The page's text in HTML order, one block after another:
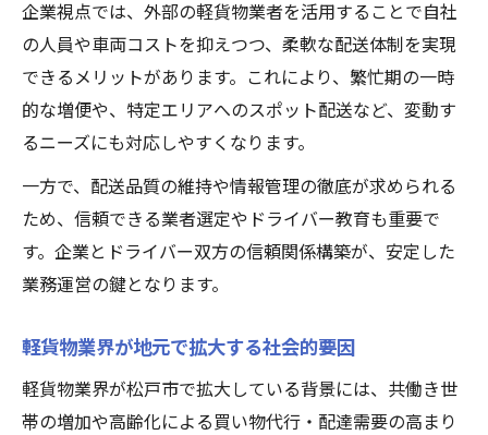
企業視点では、外部の軽貨物業者を活用することで自社
の人員や車両コストを抑えつつ、柔軟な配送体制を実現
できるメリットがあります。これにより、繁忙期の一時
的な増便や、特定エリアへのスポット配送など、変動す
るニーズにも対応しやすくなります。
一方で、配送品質の維持や情報管理の徹底が求められる
ため、信頼できる業者選定やドライバー教育も重要で
す。企業とドライバー双方の信頼関係構築が、安定した
業務運営の鍵となります。
軽貨物業界が地元で拡大する社会的要因
軽貨物業界が松戸市で拡大している背景には、共働き世
帯の増加や高齢化による買い物代行・配達需要の高まり